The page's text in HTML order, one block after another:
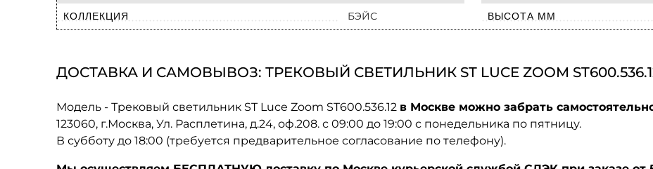
КОЛЛЕКЦИЯ БЭЙС ВЫСОТА ММ
ДОСТАВКА И САМОВЫВОЗ: ТРЕКОВЫЙ СВЕТИЛЬНИК ST LUCE ZOOM
Модель - Трековый светильник ST Luce Zoom ST600.536.12 в Москве можно забрать
123060, г.Москва, Ул. Расплетина, д.24, оф.208. с 09:00 до 19:00 с понедельника по пятницу.
В субботу до 18:00 (требуется предварительное согласование по телефону).